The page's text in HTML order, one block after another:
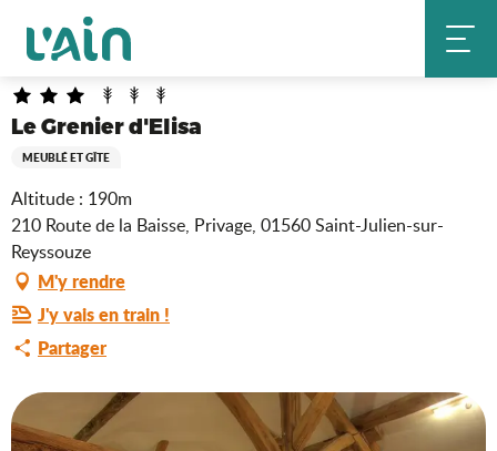
contenu
principal
Accueil Le Grenier d'Elisa
Le Grenier d'Elisa
MEUBLÉ ET GÎTE
Altitude : 190m
210 Route de la Baisse, Privage, 01560 Saint-Julien-sur-
Reyssouze
M'y rendre
J'y vais en train !
Partager